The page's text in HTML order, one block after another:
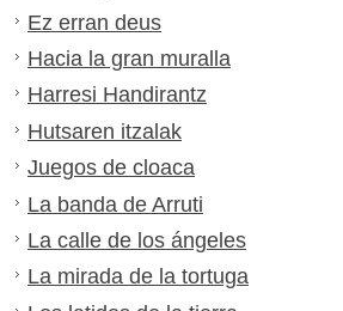
Ez erran deus
Hacia la gran muralla
Harresi Handirantz
Hutsaren itzalak
Juegos de cloaca
La banda de Arruti
La calle de los ángeles
La mirada de la tortuga